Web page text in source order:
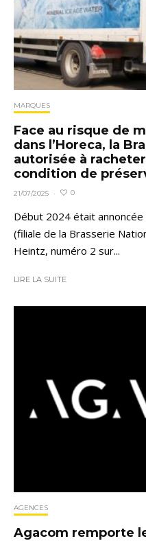
MARQUES
Face au risque de
dans l’Horeca, la
autorisée à
condition de
21/07/2025 · 0
Début 2024 était annoncée
(filiale de la Brasserie
Heintz, numéro 2 sur...
LIRE LA SUITE
AGENCES
Agacom remporte